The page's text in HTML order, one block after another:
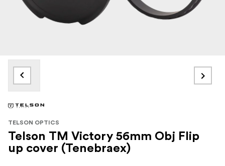
TELSON OPTICS
Telson TM Victory 56mm Obj Flip
up cover (Tenebraex)